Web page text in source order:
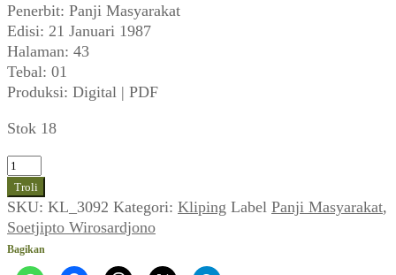
Penerbit: Panji Masyarakat
Edisi: 21 Januari 1987
Halaman: 43
Tebal: 01
Produksi: Digital | PDF
Stok 18
Kuantitas
Soetjipto
Wirosardjono
~
Birokrasi
dan
Troli
SKU: KL_3092 Kategori: Kliping Label Panji Masyarakat,
Soetjipto Wirosardjono
Bagikan